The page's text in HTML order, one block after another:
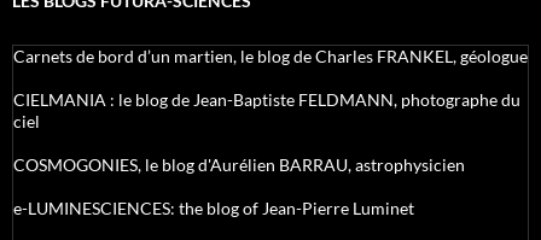
Carnets de bord d’un martien, le blog de Charles FRANKEL, géologue
CIELMANIA : le blog de Jean-Baptiste FELDMANN, photographe du
ciel
COSMOGONIES, le blog d'Aurélien BARRAU, astrophysicien
e-LUMINESCIENCES: the blog of Jean-Pierre Luminet